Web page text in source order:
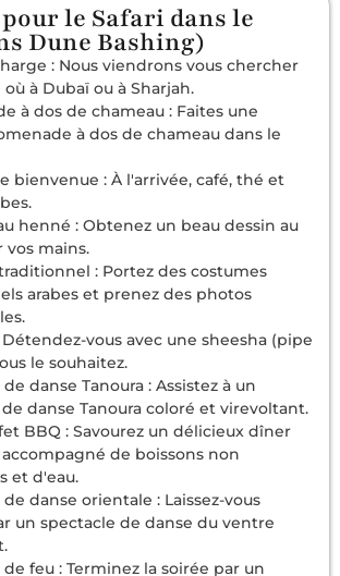
le Safari dans le
Dune Bashing)
: Nous viendrons vous chercher
à Dubaï ou à Sharjah.
à dos de chameau : Faites une
à dos de chameau dans le
bienvenue : À l'arrivée, café, thé et
henné : Obtenez un beau dessin au
vos mains.
: Portez des costumes
arabes et prenez des photos
Détendez-vous avec une sheesha (pipe
le souhaitez.
danse Tanoura : Assistez à un
danse Tanoura coloré et virevoltant.
BBQ : Savourez un délicieux dîner
de boissons non
et d'eau.
danse orientale : Laissez-vous
un spectacle de danse du ventre
feu : Terminez la soirée par un